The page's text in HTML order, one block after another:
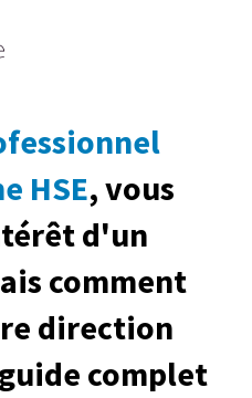
HSE, vous
d'un
comment
direction
complet